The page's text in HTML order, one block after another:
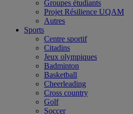
Groupes étudiants
Projet Résilience UQAM
Autres
Sports
Centre sportif
Citadins
Jeux olympiques
Badminton
Basketball
Cheerleading
Cross country
Golf
Soccer